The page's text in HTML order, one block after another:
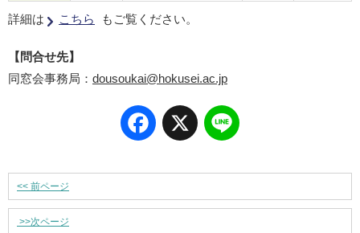
詳細は こちら もご覧ください。
【問合せ先】
同窓会事務局： dousoukai@hokusei.ac.jp
Facebook
X
<< 前ページ
>>次ページ